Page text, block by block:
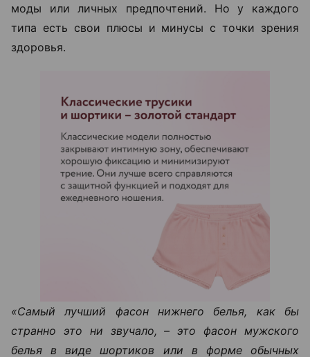
моды или личных предпочтений. Но у каждого
типа есть свои плюсы и минусы с точки зрения
здоровья.
«Самый лучший фасон нижнего белья, как бы
странно это ни звучало, – это фасон мужского
белья в виде шортиков или в форме обычных